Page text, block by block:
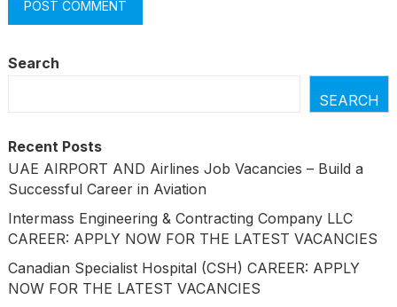
Search
SEARCH
Recent Posts
UAE AIRPORT AND Airlines Job Vacancies – Build a
Successful Career in Aviation
Intermass Engineering & Contracting Company LLC
CAREER: APPLY NOW FOR THE LATEST VACANCIES
Canadian Specialist Hospital (CSH) CAREER: APPLY
NOW FOR THE LATEST VACANCIES